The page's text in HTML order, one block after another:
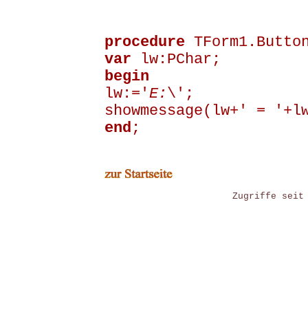
procedure
var lw:PChar;
begin
lw:=' E: \';
showmessage(lw+' =
end ;
Zugriffe seit